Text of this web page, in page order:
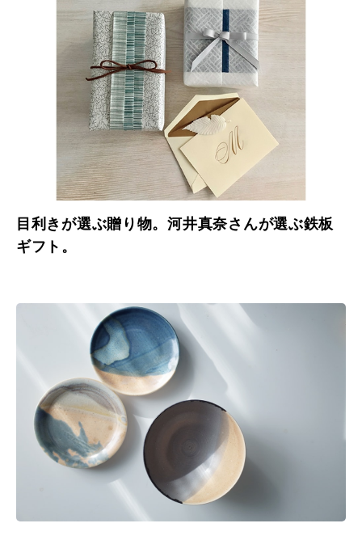
目利きが選ぶ贈り物。河井真奈さんが選ぶ鉄板
ギフト。